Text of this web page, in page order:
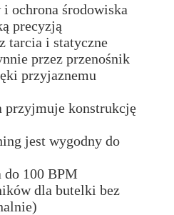
i ochrona środowiska
precyzją
tarcia i statyczne
przez przenośnik
przyjaznemu
przyjmuje konstrukcję
jest wygodny do
do 100 BPM
dla butelki bez